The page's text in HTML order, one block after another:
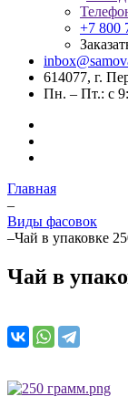
+7 800
614077, г.
Пн. – Пт.: с
Главная
–
Виды фасовок
–Чай в упаковке
Чай в